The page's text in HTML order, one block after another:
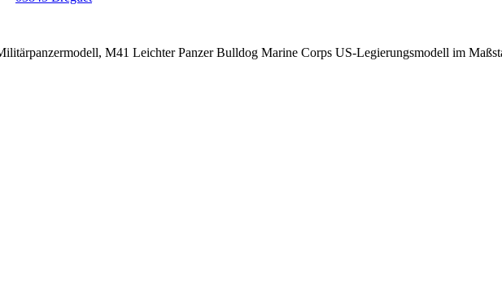
M41 Leichter Panzer Bulldog Marine Corps US-Legierungsmodell im